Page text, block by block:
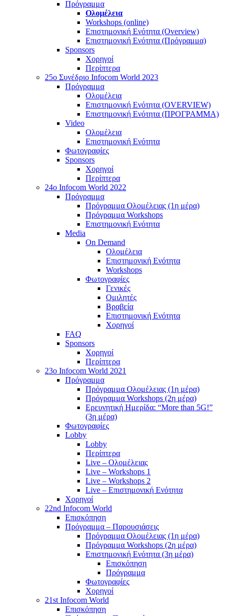
Πρόγραμμα
Ολομέλεια
Workshops (online)
Επιστημονική Ενότητα (Overview)
Επιστημονική Ενότητα (Πρόγραμμα)
Sponsors
Χορηγοί
Περίπτερα
25o Συνέδριο Infocom World 2023
Πρόγραμμα
Ολομέλεια
Επιστημονική Ενότητα (OVERVIEW)
Επιστημονική Ενότητα (ΠΡΟΓΡΑΜΜΑ)
Video
Ολομέλεια
Επιστημονική Ενότητα
Φωτογραφίες
Sponsors
Χορηγοί
Περίπτερα
24o Infocom World 2022
Πρόγραμμα
Πρόγραμμα Ολομέλειας (1η μέρα)
Πρόγραμμα Workshops
Επιστημονική Ενότητα
Media
On Demand
Ολομέλεια
Επιστημονική Ενότητα
Workshops
Φωτογραφίες
Γενικές
Ομιλητές
Βραβεία
Επιστημονική Ενότητα
Χορηγοί
FAQ
Sponsors
Χορηγοί
Περίπτερα
23o Infocom World 2021
Πρόγραμμα
Πρόγραμμα Ολομέλειας (1η μέρα)
Πρόγραμμα Workshops (2η μέρα)
Ερευνητική Ημερίδα: “More than 5G!”
(3η μέρα)
Φωτογραφίες
Lobby
Lobby
Περίπτερα
Live – Ολομέλειας
Live – Workshops 1
Live – Workshops 2
Live – Επιστημονική Ενότητα
Χορηγοί
22nd Infocom World
Επισκόπηση
Πρόγραμμα – Παρουσιάσεις
Πρόγραμμα Ολομέλειας (1η μέρα)
Πρόγραμμα Workshops (2η μέρα)
Επιστημονική Ενότητα (3η μέρα)
Επισκόπηση
Πρόγραμμα
Φωτογραφίες
Χορηγοί
21st Infocom World
Επισκόπηση